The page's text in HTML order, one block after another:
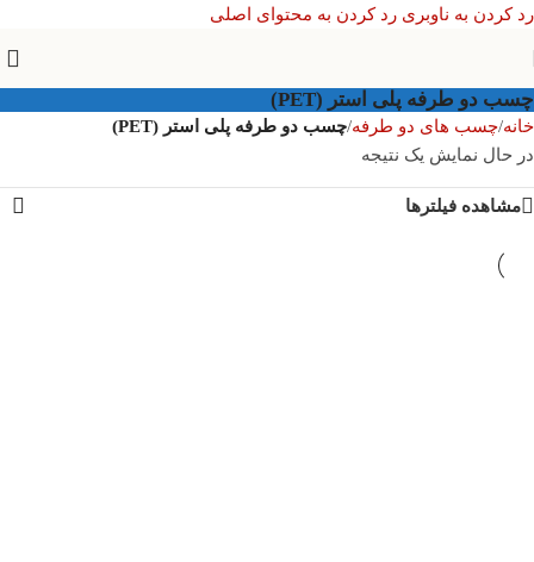
رد کردن به ناوبری رد کردن به محتوای اصلی
چسب دو طرفه پلی استر (PET)
خانه/چسب های دو طرفه/چسب دو طرفه پلی استر (PET)
در حال نمایش یک نتیجه
مشاهده فیلترها